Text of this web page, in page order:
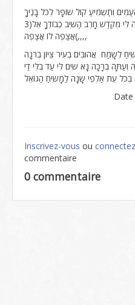
וְתַשְמִּיעַ קוֹל שוֹפָר לְכֹל בָנֶיךָ
בְנֵה בֵיתִּי בְנֵה עִּירִּי בְנֵה אַרְצִּי לִּי בְנֵה לִּי מִּקְדַש חָרֵב הַשִּיב כְבוֹדְךָ אֵל(3
)אֲצַפֶה לוֹ אֲצַפֶה,,,,
לְשָמַח אֲהוּבִּים בְעִּיר צִּיוֹן בְרִּנָה
וְעַתָּה בְרָכָה נָא שִּים לִּי עַד בְלִּי דַי
Date
Inscrivez-vous ou
commentaire
0 commentaire